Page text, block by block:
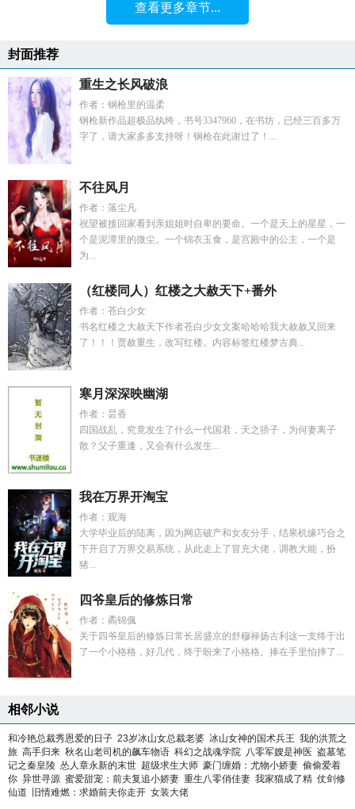
查看更多章节...
封面推荐
重生之长风破浪
作者：钢枪里的温柔
钢枪新作品超极品纨绔，书号3347960，在书坊，已经三百多万
字了，请大家多多支持呀！钢枪在此谢过了！...
不往风月
作者：落尘凡
祝望被接回家看到亲姐姐时自卑的要命。一个是天上的星星，一
个是泥潭里的微尘。一个锦衣玉食，是宫殿中的公主，一个是
为...
（红楼同人）红楼之大赦天下+番外
作者：苍白少女
书名红楼之大赦天下作者苍白少女文案哈哈哈我大赦赦又回来
了！！！贾赦重生，改写红楼。内容标签红楼梦古典...
寒月深深映幽湖
作者：昙香
四国战乱，究竟发生了什么一代国君，天之骄子，为何妻离子
散？父子重逢，又会有什么发生...
我在万界开淘宝
作者：观海
大学毕业后的陆离，因为网店破产和女友分手，结果机缘巧合之
下开启了万界交易系统，从此走上了冒充大佬，调教大能，扮
猪...
四爷皇后的修炼日常
作者：矞锦偑
关于四爷皇后的修炼日常长居盛京的舒穆禄扬古利这一支终于出
了一个小格格，好几代，终于盼来了小格格。捧在手里怕摔了...
相邻小说
和冷艳总裁秀恩爱的日子 23岁冰山女总裁老婆 冰山女神的国术兵王 我的洪荒之
旅 高手归来 秋名山老司机的飙车物语 科幻之战魂学院 八零军嫂是神医 盗墓笔
记之秦皇陵 怂人章永新的末世 超级求生大师 豪门缠婚：尤物小娇妻 偷偷爱着
你 异世寻源 蜜爱甜宠：前夫复追小娇妻 重生八零俏佳妻 我家猫成了精 仗剑修
仙道
旧情难燃：求婚前夫你走开 女装大佬